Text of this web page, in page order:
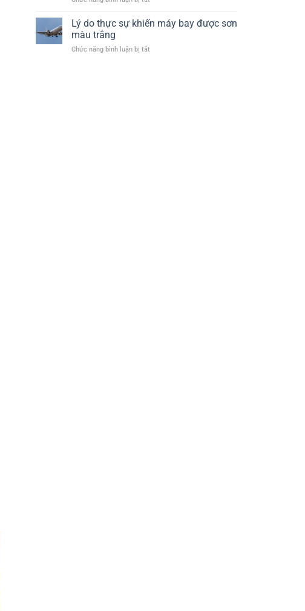
bay
Airlines
tốt
máy
nghiệm
thông
Lý do thực sự khiến máy bay được sơn
màu trắng
Chức năng bình luận bị tắtở